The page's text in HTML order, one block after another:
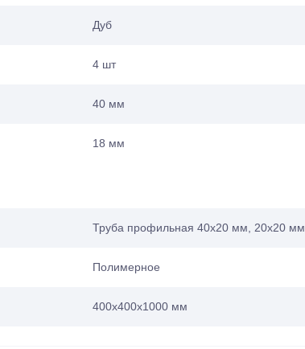
Дуб
4 шт
40 мм
18 мм
Труба профильная 40х20 мм, 20х20 мм
Полимерное
400х400х1000 мм